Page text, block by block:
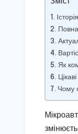
Як
Чому